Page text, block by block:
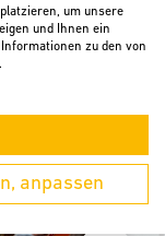
um unsere
und Ihnen ein
zu den von
anpassen